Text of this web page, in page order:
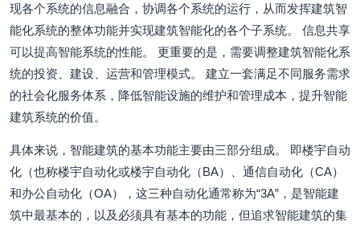
现各个系统的信息融合，协调各个系统的运行，从而发挥建筑智
能化系统的整体功能并实现建筑智能化的各个子系统。 信息共享
可以提高智能系统的性能。 更重要的是，需要调整建筑智能化系
统的投资、建设、运营和管理模式。 建立一套满足不同服务需求
的社会化服务体系，降低智能设施的维护和管理成本，提升智能
建筑系统的价值。
具体来说，智能建筑的基本功能主要由三部分组成。 即楼宇自动
化（也称楼宇自动化或楼宇自动化（BA）、通信自动化（CA）
和办公自动化（OA），这三种自动化通常称为“3A”，是智能建
筑中最基本的，以及必须具有基本的功能，但追求智能建筑的集